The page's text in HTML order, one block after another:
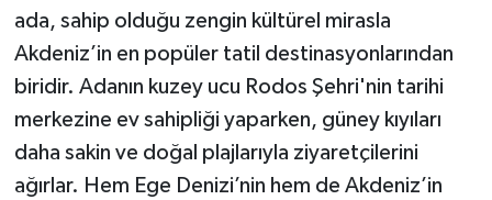
ada, sahip olduğu zengin kültürel mirasla
Akdeniz’in en popüler tatil destinasyonlarından
biridir. Adanın kuzey ucu Rodos Şehri'nin tarihi
merkezine ev sahipliği yaparken, güney kıyıları
daha sakin ve doğal plajlarıyla ziyaretçilerini
ağırlar. Hem Ege Denizi’nin hem de Akdeniz’in